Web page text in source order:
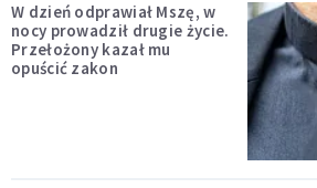
W dzień odprawiał Mszę, w
nocy prowadził drugie życie.
Przełożony kazał mu
opuścić zakon